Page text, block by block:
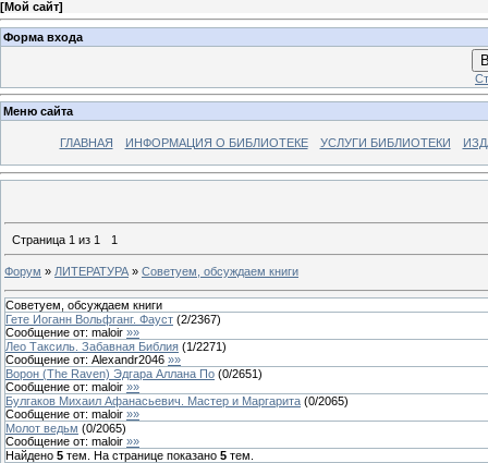
[Мой сайт]
Форма входа
Меню сайта
ГЛАВНАЯ ИНФОРМАЦИЯ О БИБЛИОТЕКЕ УСЛУГИ БИБЛИОТЕКИ
Страница 1 из 1 1
Форум » ЛИТЕРАТУРА » Советуем, обсуждаем книги
Советуем, обсуждаем книги
Гете Иоганн Вольфганг. Фауст (2/2367)
Сообщение от: maloir »»
Лео Таксиль. Забавная Библия (1/2271)
Сообщение от: Alexandr2046 »»
Ворон (The Raven) Эдгара Аллана По (0/2651)
Сообщение от: maloir »»
Булгаков Михаил Афанасьевич. Мастер и Маргарита (0/2065)
Сообщение от: maloir »»
Молот ведьм (0/2065)
Сообщение от: maloir »»
Найдено 5 тем. На странице показано 5 тем.